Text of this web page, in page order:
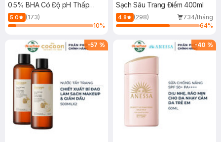
0.5% BHA Có Độ pH Thấp
150ml
5.0
(173)
10%
Sạch Sâu Trang Điểm 400ml
4.8 (298)
734/tháng
64%
-57 % -40 %